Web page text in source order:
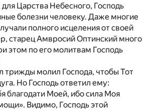
Царства Небесного, Господь
болезни человеку. Даже многие
полного исцеления от своей
старец Амвросий Оптинский много
этом по его молитвам Господь
трижды молил Господа, чтобы Тот
Но Господь ответил ему:
благодати Моей, ибо сила Моя
Видимо, Господь этой